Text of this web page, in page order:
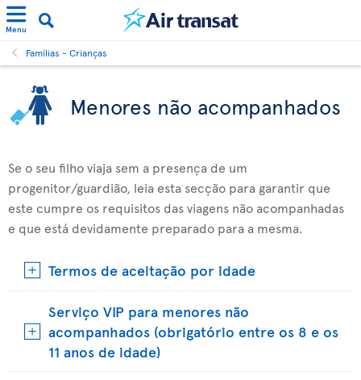
Menu
Famílias - Crianças
Menores não acompanhados
Se o seu filho viaja sem a presença de um
progenitor/guardião, leia esta secção para garantir que
este cumpre os requisitos das viagens não acompanhadas
e que está devidamente preparado para a mesma.
Termos de aceitação por idade
Serviço VIP para menores não
acompanhados (obrigatório entre os 8 e os
11 anos de idade)